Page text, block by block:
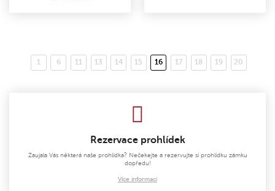
1 6 11 13 14 15 16(aktuální)
17 18 19 20
Rezervace prohlídek
Zaujala Vás některá naše prohlídka? Nečekejte a rezervujte si prohlídku zámku
dopředu!
Více informací